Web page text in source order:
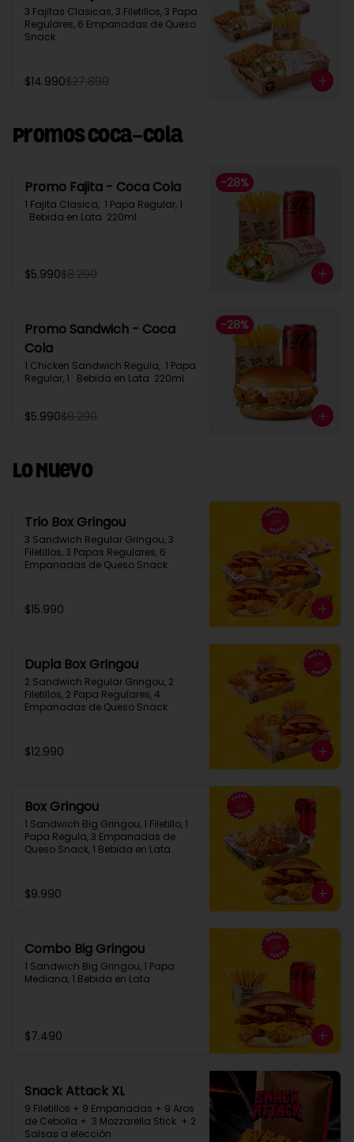
3 Fajitas Clasicas, 3 Filetillos, 3 Papa
Regulares, 6 Empanadas de Queso
Snack
$14.990$27.890
Promos Coca-Cola
-28%
Promo Fajita - Coca Cola
1 Fajita Clasica,  1 Papa Regular, 1
Bebida en Lata  220ml
$5.990$8.290
-28%
Promo Sandwich - Coca
Cola
1 Chicken Sandwich Regula,  1 Papa
Regular, 1   Bebida en Lata  220ml
$5.990$8.290
Lo Nuevo
Trio Box Gringou
3 Sandwich Regular Gringou, 3
Filetillos, 3 Papas Regulares, 6
Empanadas de Queso Snack
$15.990
Dupla Box Gringou
2 Sandwich Regular Gringou, 2
Filetillos, 2 Papa Regulares, 4
Empanadas de Queso Snack
$12.990
Box Gringou
1 Sandwich Big Gringou, 1 Filetillo, 1
Papa Regula, 3 Empanadas de
Queso Snack, 1 Bebida en Lata
$9.990
Combo Big Gringou
1 Sandwich Big Gringou, 1 Papa
Mediana, 1 Bebida en Lata
$7.490
Snack Attack XL
9 Filetillos + 9 Empanadas + 9 Aros
de Cebolla +  3 Mozzarella Stick  + 2
Salsas a elección